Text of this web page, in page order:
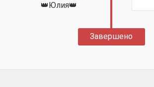
👑Юлия👑
Завершено